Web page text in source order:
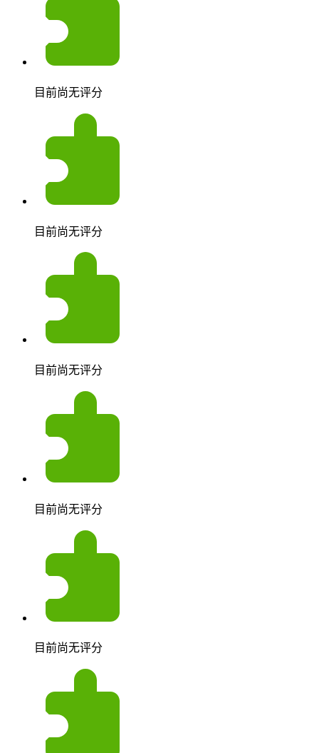
目前尚无评分
目前尚无评分
目前尚无评分
目前尚无评分
目前尚无评分